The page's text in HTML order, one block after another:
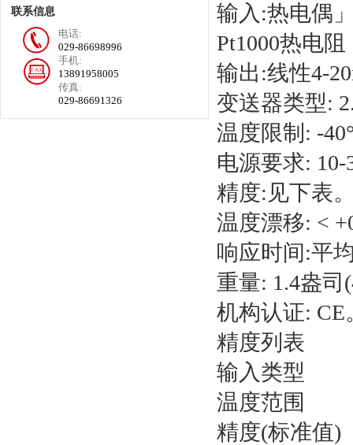
联系信息
电话:
029-86698996
手机:
13891958005
传真:
029-86691326
输入:热电偶
Pt1000热电
输出:线性4-
变送器类型:
温度限制: -
电源要求: 10-
精度:见下表
温度漂移: <
响应时间:平
重量: 1.4盎司
机构认证: CE
精度列表
输入类型
温度范围
精度(标准值)